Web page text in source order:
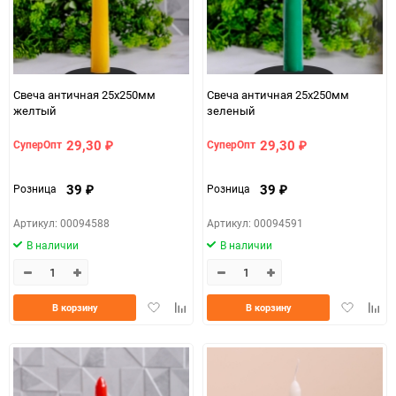
Свеча античная 25х250мм
желтый
СуперОпт 29,30 ₽
Розница 39 ₽
Артикул: 00094588
В наличии
ДобавитьДобавить
В корзину
Свеча античная 25х250мм
зеленый
СуперОпт 29,30 ₽
Розница 39 ₽
Артикул: 00094591
В наличии
Добавить
В корзину